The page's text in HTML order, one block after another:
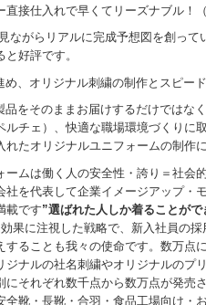
直接仕入れで早くてリーズナブル！
ながらリアルに完成予想図を創って
好評です。
め、オリジナル刺繍の制作とスピー
品をそのままお届けするだけではな
ルチェ）、快適な職場環境づくりに
れたオリジナルユニフォームの制作
ムは働く人の安全性・誇り＝社会
社を代表して企業イメージアップ・
載です”選ばれた人しか着ることが
果に注視した戦略で、新入社員の
することも我々の使命です。数万点
ジナルの社名刺繍やオリジナルのプ
にそれぞれ数千点から数万点が発売
全靴・長靴・合羽・食品工場向け・